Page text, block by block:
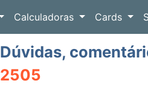
Calculadoras Cards
Dúvidas,
2505